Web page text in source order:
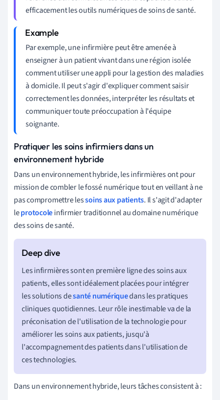
efficacement les outils numériques de soins de santé.
Par exemple, une infirmière peut être amenée à
enseigner à un patient vivant dans une région isolée
comment utiliser une appli pour la gestion des maladies
à domicile. Il peut s'agir d'expliquer comment saisir
correctement les données, interpréter les résultats et
communiquer toute préoccupation à l'équipe
soignante.
Pratiquer les soins infirmiers dans un
environnement hybride
Dans un environnement hybride, les infirmières ont pour
mission de combler le fossé numérique tout en veillant à ne
pas compromettre lessoins aux patients. Il s'agit d'adapter
leprotocoleinfirmier traditionnel au domaine numérique
des soins de santé.
Les infirmières sont en première ligne des soins aux
patients, elles sont idéalement placées pour intégrer
les solutions desanté numériquedans les pratiques
cliniques quotidiennes. Leur rôle inestimable va de la
préconisation de l'utilisation de la technologie pour
améliorer les soins aux patients, jusqu'à
l'accompagnement des patients dans l'utilisation de
ces technologies.
Dans un environnement hybride, leurs tâches consistent à :